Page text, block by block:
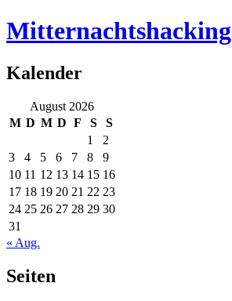
Mitternachtshacking
Kalender
August 2026
M D M D F S
S
1
2
3
4 5 6 7 8
9
10 11 12 13 14 15 16
17 18 19 20 21 22 23
24 25 26 27 28 29 30
31
« Aug.
Seiten